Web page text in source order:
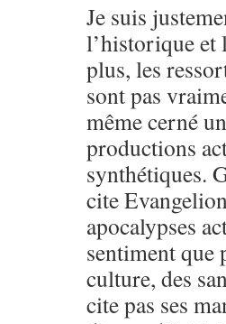
Je suis
l’historique et
plus, les
sont pas
même cerné
productions
synthétiques.
cite
apocalypses
sentiment que
culture, des
cite pas ses